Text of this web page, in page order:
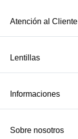
Atención al Cliente
Lentillas
Informaciones
Sobre nosotros